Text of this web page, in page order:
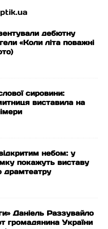
дебютну
«Коли літа поважні
сировини:
виставила на
відкритим небом: у
покажуть виставу
драмтеатру
Даніель Раззувайло
громадянина України